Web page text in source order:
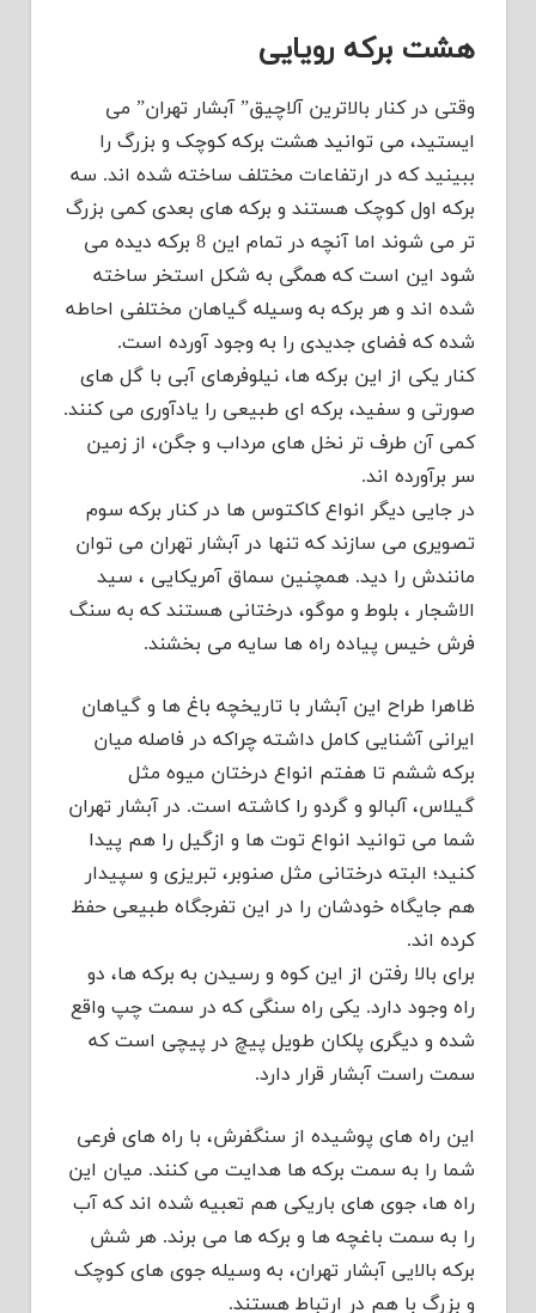
هشت برکه رویایی
وقتی در کنار بالاترین آلاچیق” آبشار تهران” می
ایستید، می توانید هشت برکه کوچک و بزرگ را
ببینید که در ارتفاعات مختلف ساخته شده اند. سه
برکه اول کوچک هستند و برکه های بعدی کمی بزرگ
تر می شوند اما آنچه در تمام این 8 برکه دیده می
شود این است که همگی به شکل استخر ساخته
شده اند و هر برکه به وسیله گیاهان مختلفی احاطه
شده که فضای جدیدی را به وجود آورده است.
کنار یکی از این برکه ها، نیلوفرهای آبی با گل های
صورتی و سفید، برکه ای طبیعی را یادآوری می کنند.
کمی آن طرف تر نخل های مرداب و جگن، از زمین
سر برآورده اند.
در جایی دیگر انواع کاکتوس ها در کنار برکه سوم
تصویری می سازند که تنها در آبشار تهران می توان
مانندش را دید. همچنین سماق آمریکایی ، سید
الاشجار ، بلوط و موگو، درختانی هستند که به سنگ
فرش خیس پیاده راه ها سایه می بخشند.
ظاهرا طراح این آبشار با تاریخچه باغ ها و گیاهان
ایرانی آشنایی کامل داشته چراکه در فاصله میان
برکه ششم تا هفتم انواع درختان میوه مثل
گیلاس، آلبالو و گردو را کاشته است. در آبشار تهران
شما می توانید انواع توت ها و ازگیل را هم پیدا
کنید؛ البته درختانی مثل صنوبر، تبریزی و سپیدار
هم جایگاه خودشان را در این تفرجگاه طبیعی حفظ
کرده اند.
برای بالا رفتن از این کوه و رسیدن به برکه ها، دو
راه وجود دارد. یکی راه سنگی که در سمت چپ واقع
شده و دیگری پلکان طویل پیچ در پیچی است که
سمت راست آبشار قرار دارد.
این راه های پوشیده از سنگفرش، با راه های فرعی
شما را به سمت برکه ها هدایت می کنند. میان این
راه ها، جوی های باریکی هم تعبیه شده اند که آب
را به سمت باغچه ها و برکه ها می برند. هر شش
برکه بالایی آبشار تهران، به وسیله جوی های کوچک
و بزرگ با هم در ارتباط هستند.